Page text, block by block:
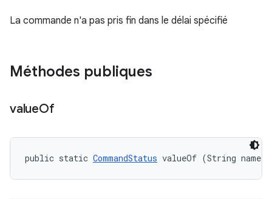
La commande n'a pas pris fin dans le délai spécifié
Méthodes publiques
valueOf
public static CommandStatus valueOf (String name)